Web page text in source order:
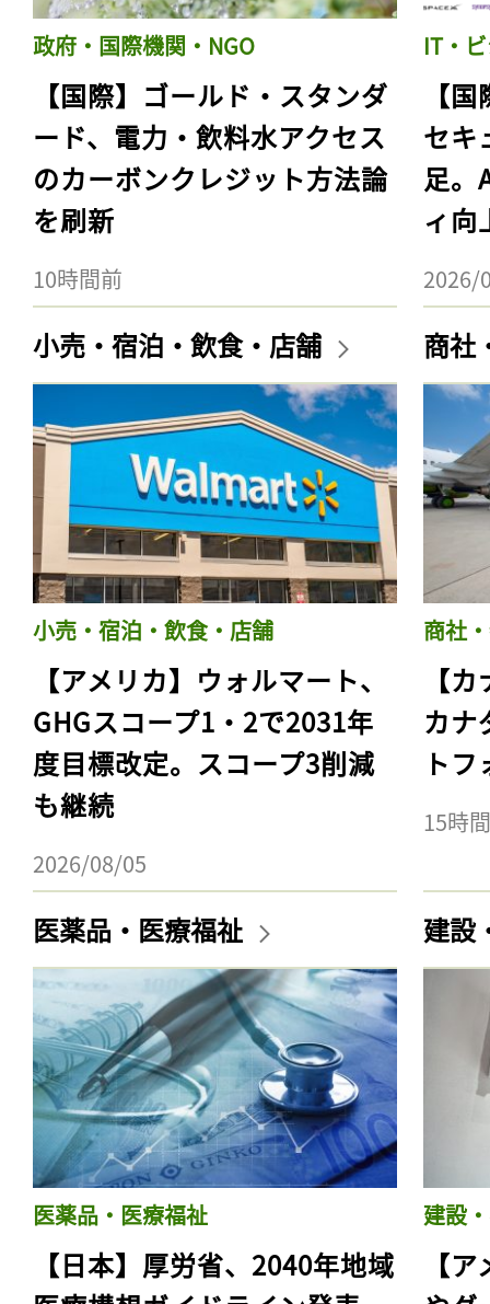
政府・国際機関・NGO
【国際】ゴールド・スタンダ
ード、電力・飲料水アクセス
のカーボンクレジット方法論
を刷新
10時間前
IT・
【
セキ
足。
ィ向
2026/
小売・宿泊・飲食・店舗
小売・宿泊・飲食・店舗
【アメリカ】ウォルマート、
GHGスコープ1・2で2031年
度目標改定。スコープ3削減
も継続
2026/08/05
商社
商社
【
カナ
ト
15時
医薬品・医療福祉
医薬品・医療福祉
【日本】厚労省、2040年地域
建設
建設
【